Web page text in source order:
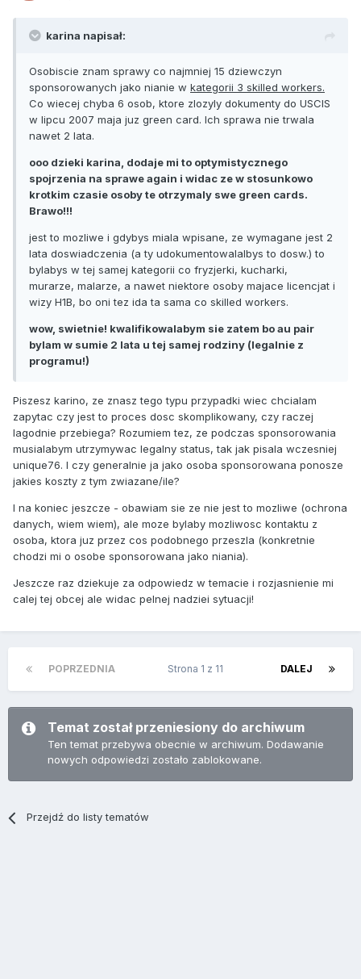
karina napisał:
Osobiscie znam sprawy co najmniej 15 dziewczyn
sponsorowanych jako nianie w kategorii 3 skilled workers.
Co wiecej chyba 6 osob, ktore zlozyly dokumenty do USCIS
w lipcu 2007 maja juz green card. Ich sprawa nie trwala
nawet 2 lata.
ooo dzieki karina, dodaje mi to optymistycznego
spojrzenia na sprawe again i widac ze w stosunkowo
krotkim czasie osoby te otrzymaly swe green cards.
Brawo!!!
jest to mozliwe i gdybys miala wpisane, ze wymagane jest 2
lata doswiadczenia (a ty udokumentowalalbys to dosw.) to
bylabys w tej samej kategorii co fryzjerki, kucharki,
murarze, malarze, a nawet niektore osoby majace licencjat i
wizy H1B, bo oni tez ida ta sama co skilled workers.
wow, swietnie! kwalifikowalabym sie zatem bo au pair
bylam w sumie 2 lata u tej samej rodziny (legalnie z
programu!)
Piszesz karino, ze znasz tego typu przypadki wiec chcialam
zapytac czy jest to proces dosc skomplikowany, czy raczej
lagodnie przebiega? Rozumiem tez, ze podczas sponsorowania
musialabym utrzymywac legalny status, tak jak pisala wczesniej
unique76. I czy generalnie ja jako osoba sponsorowana ponosze
jakies koszty z tym zwiazane/ile?
I na koniec jeszcze - obawiam sie ze nie jest to mozliwe (ochrona
danych, wiem wiem), ale moze bylaby mozliwosc kontaktu z
osoba, ktora juz przez cos podobnego przeszla (konkretnie
chodzi mi o osobe sponsorowana jako niania).
Jeszcze raz dziekuje za odpowiedz w temacie i rozjasnienie mi
calej tej obcej ale widac pelnej nadziei sytuacji!
POPRZEDNIA DALEJ
Strona 1 z 11
Temat został przeniesiony do archiwum
Ten temat przebywa obecnie w archiwum. Dodawanie
nowych odpowiedzi zostało zablokowane.
Przejdź do listy tematów